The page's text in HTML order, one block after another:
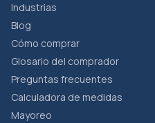
Industrias
Blog
Cómo comprar
Glosario del comprador
Preguntas frecuentes
Calculadora de medidas
Mayoreo